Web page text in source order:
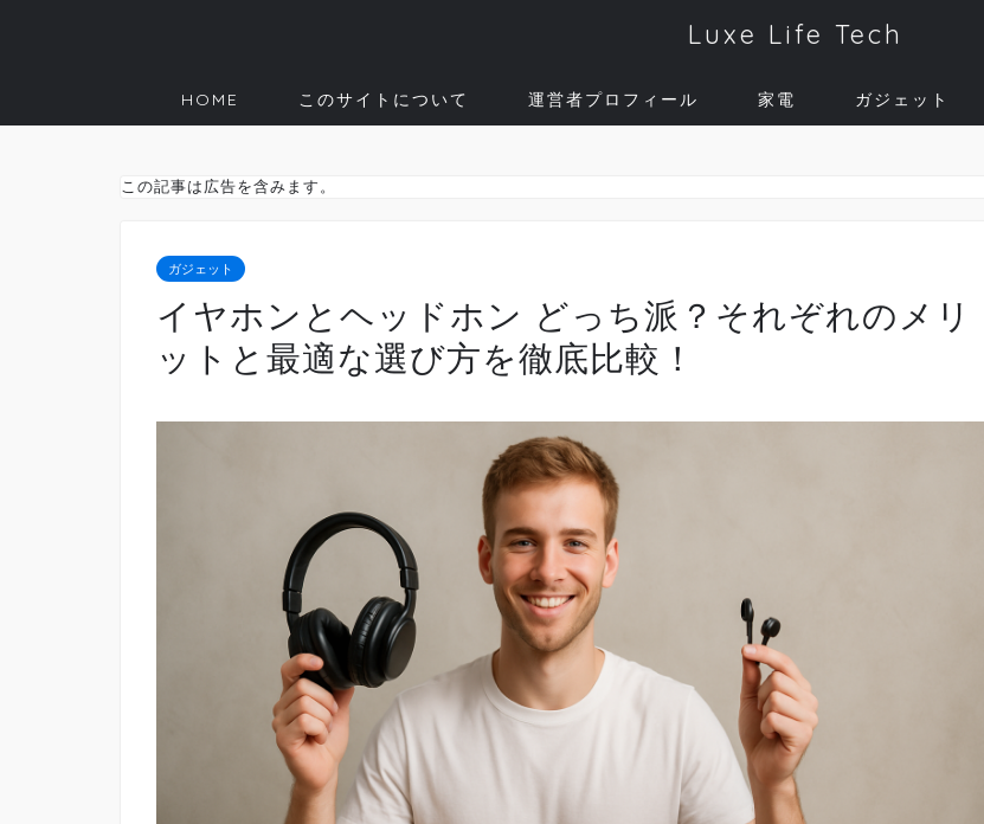
Luxe Life Tech
HOME このサイトについて 運営者プロフィール 家電 ガジェット
この記事は広告を含みます。
ガジェット
イヤホンとヘッドホン どっち派？それぞれのメリ
ットと最適な選び方を徹底比較！